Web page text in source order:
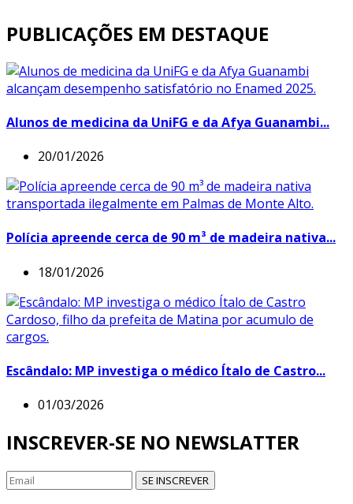
PUBLICAÇÕES EM DESTAQUE
Alunos de medicina da UniFG e da Afya Guanambi...
20/01/2026
Polícia apreende cerca de 90 m³ de madeira nativa...
18/01/2026
Escândalo: MP investiga o médico Ítalo de Castro...
01/03/2026
INSCREVER-SE NO NEWSLATTER
SE INSCREVER